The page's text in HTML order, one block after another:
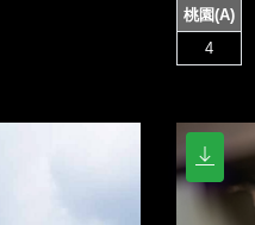
桃園(A)
4